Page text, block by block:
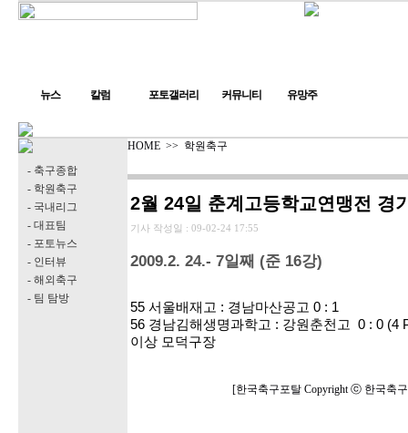
뉴스 칼럼 포토갤러리 커뮤니티 유망주
- 축구종합
- 학원축구
- 국내리그
- 대표팀
- 포토뉴스
- 인터뷰
- 해외축구
- 팀 탐방
HOME >> 학원축구
2월 24일 춘계고등학교연맹전 경
기사 작성일 : 09-02-24 17:55
2009.2. 24.- 7일째 (준 16강)
55 서울배재고 : 경남마산공고 0 : 1
56 경남김해생명과학고 : 강원춘천고 0 : 0 (4
이상 모덕구장
[한국축구포탈 Copyright ⓒ 한국축